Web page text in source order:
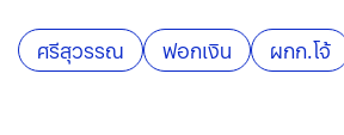
ศรีสุวรรณ ฟอกเงิน ผกก.โจ้